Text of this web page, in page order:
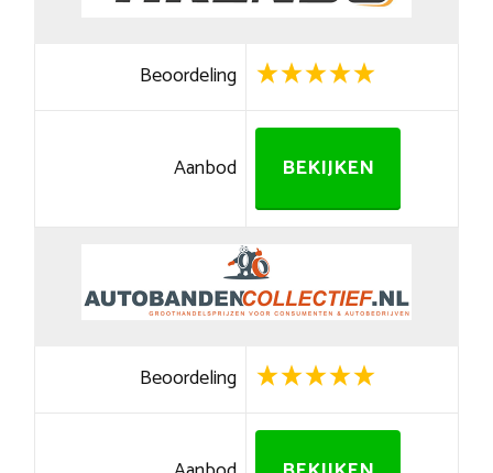
Beoordeling
Aanbod BEKIJKEN
Beoordeling